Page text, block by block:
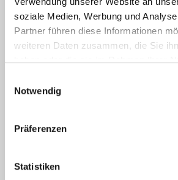
soziale Medien, Werbung und
Partner führen diese Informationen
weiteren Daten zusammen, die Sie
haben oder die sie im Rahmen Ihrer
Notwendig
Präferenzen
Statistiken
(Targettherapie)